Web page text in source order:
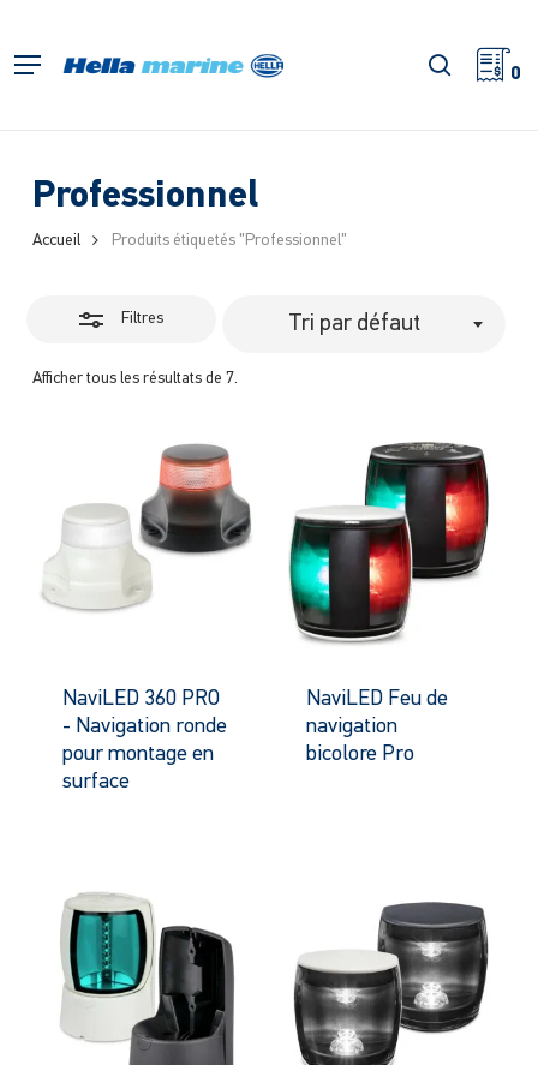
l'accueil
Menu 0
Professionnel
Accueil Produits étiquetés "Professionnel"
Filtres
Afficher tous les résultats de 7.
Tri par défaut
Fermer
les
NaviLED 360 PRO
- Navigation ronde
pour montage en
surface
NaviLED Feu de
navigation
bicolore Pro